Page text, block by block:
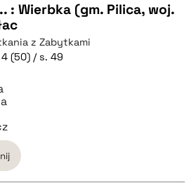
: Wierbka (gm. Pilica, woj.
z Zabytkami
4 (50) / s. 49